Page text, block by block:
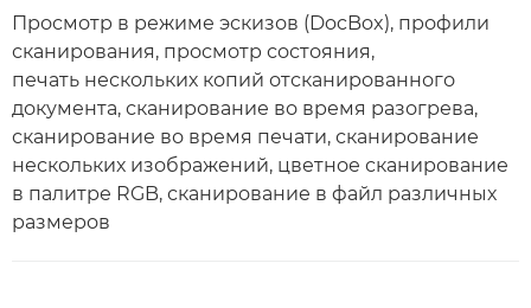
Просмотр в режиме эскизов (DocBox), профили
сканирования, просмотр состояния,
печать нескольких копий отсканированного
документа, сканирование во время разогрева,
сканирование во время печати, сканирование
нескольких изображений, цветное сканирование
в палитре RGB, сканирование в файл различных
размеров